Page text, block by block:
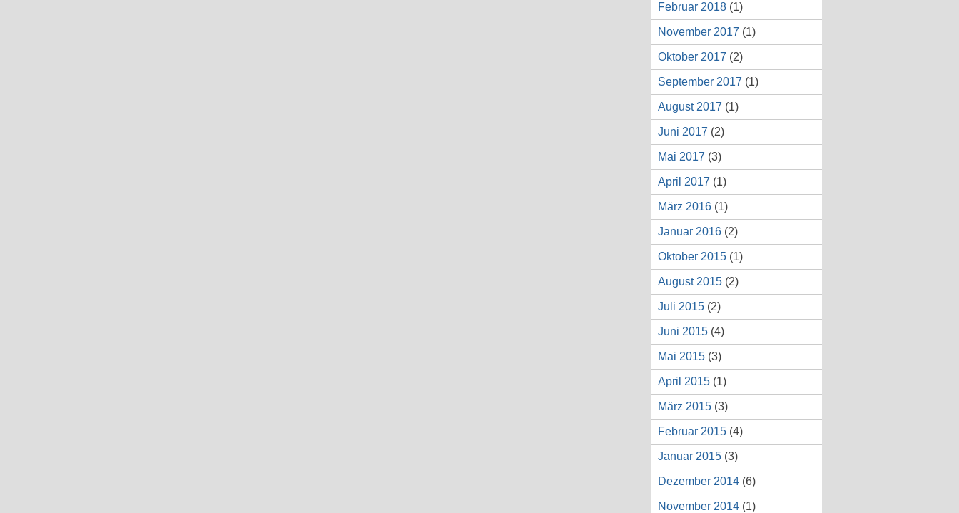
Februar 2018 (1)
November 2017 (1)
Oktober 2017 (2)
September 2017 (1)
August 2017 (1)
Juni 2017 (2)
Mai 2017 (3)
April 2017 (1)
März 2016 (1)
Januar 2016 (2)
Oktober 2015 (1)
August 2015 (2)
Juli 2015 (2)
Juni 2015 (4)
Mai 2015 (3)
April 2015 (1)
März 2015 (3)
Februar 2015 (4)
Januar 2015 (3)
Dezember 2014 (6)
November 2014 (1)